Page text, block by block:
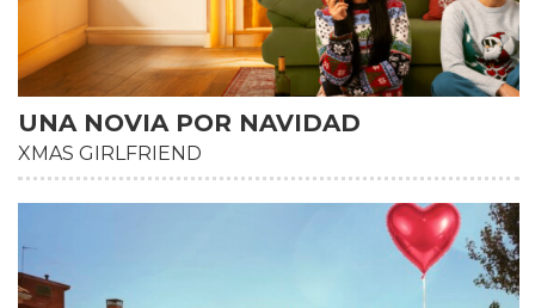
HD
UNA NOVIA POR NAVIDAD
XMAS GIRLFRIEND